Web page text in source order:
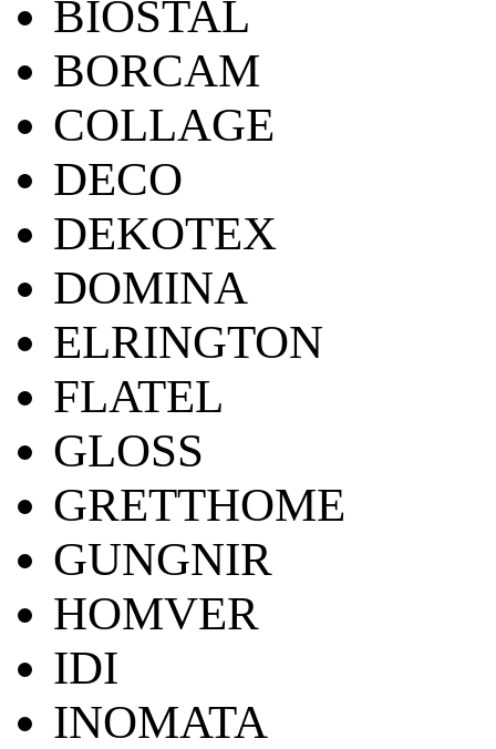
BIOSTAL
BORCAM
COLLAGE
DECO
DEKOTEX
DOMINA
ELRINGTON
FLATEL
GLOSS
GRETTHOME
GUNGNIR
HOMVER
IDI
INOMATA